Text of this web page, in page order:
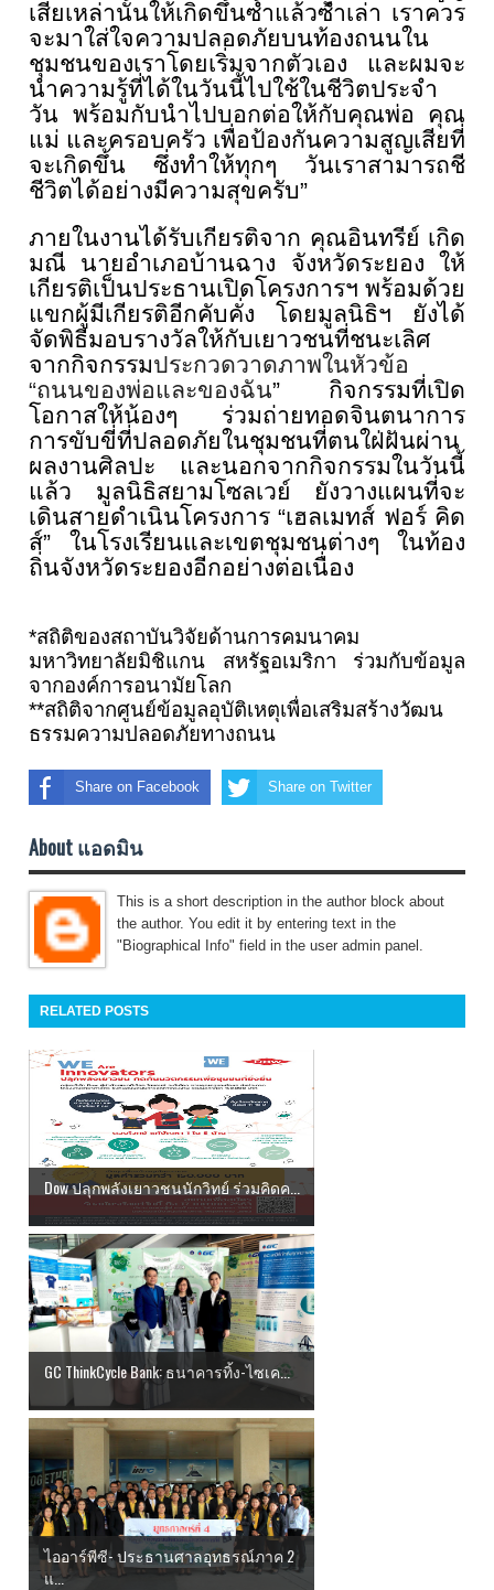
เสียเหล่านั้นให้เกิดขึ้นซ้ำแล้วซ้ำเล่า เราควร
จะมาใส่ใจความปลอดภัยบนท้องถนนใน
ชุมชนของเราโดยเริ่มจากตัวเอง และผมจะ
นำความรู้ที่ได้ในวันนี้ไปใช้ในชีวิตประจำ
วัน พร้อมกับนำไปบอกต่อให้กับคุณพ่อ คุณ
แม่ และครอบครัว เพื่อป้องกันความสูญเสียที่
จะเกิดขึ้น ซึ่งทำให้ทุกๆ วันเราสามารถชี
ชีวิตได้อย่างมีความสุขครับ”
ภายในงานได้รับเกียรติจาก คุณอินทรีย์ เกิด
มณี นายอำเภอบ้านฉาง จังหวัดระยอง ให้
เกียรติเป็นประธานเปิดโครงการฯ พร้อมด้วย
แขกผู้มีเกียรติอีกคับคั่ง โดยมูลนิธิฯ ยังได้
จัดพิธีมอบรางวัลให้กับเยาวชนที่ชนะเลิศ
จากกิจกรรมประกวดวาดภาพในหัวข้อ
“ถนนของพ่อและของฉัน” กิจกรรมที่เปิด
โอกาสให้น้องๆ ร่วมถ่ายทอดจินตนาการ
การขับขี่ที่ปลอดภัยในชุมชนที่ตนใฝ่ฝันผ่าน
ผลงานศิลปะ และนอกจากกิจกรรมในวันนี้
แล้ว มูลนิธิสยามโซลเวย์ ยังวางแผนที่จะ
เดินสายดำเนินโครงการ “เฮลเมทส์ ฟอร์ คิด
ส์” ในโรงเรียนและเขตชุมชนต่างๆ ในท้อง
ถิ่นจังหวัดระยองอีกอย่างต่อเนื่อง
*สถิติของสถาบันวิจัยด้านการคมนาคม
มหาวิทยาลัยมิชิแกน สหรัฐอเมริกา ร่วมกับข้อมูล
จากองค์การอนามัยโลก
**สถิติจากศูนย์ข้อมูลอุบัติเหตุเพื่อเสริมสร้างวัฒน
ธรรมความปลอดภัยทางถนน
Share on Facebook Share on Twitter
About แอดมิน
This is a short description in the author block about
the author. You edit it by entering text in the
"Biographical Info" field in the user admin panel.
RELATED POSTS
Dow ปลุกพลังเยาวชนนักวิทย์ ร่วมคิดค...
GC ThinkCycle Bank: ธนาคารทิ้ง-ไซเค...
ไออาร์พีซี- ประธานศาลอุทธรณ์ภาค 2
แ...